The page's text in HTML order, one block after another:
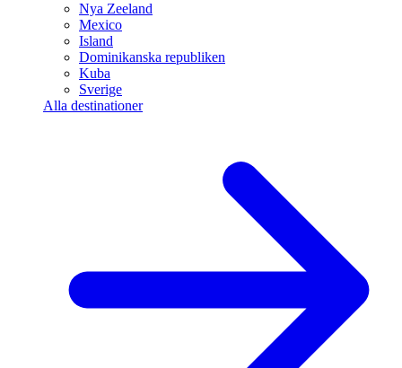
Nya Zeeland
Mexico
Island
Dominikanska republiken
Kuba
Sverige
Alla destinationer